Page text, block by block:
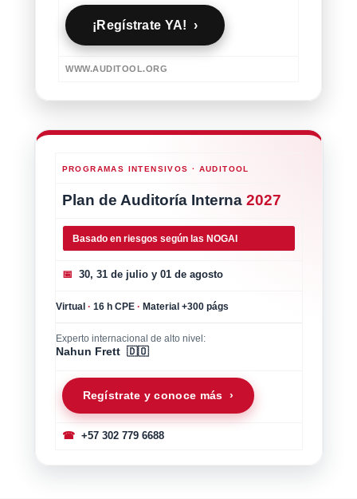
¡Regístrate YA! ›
WWW.AUDITOOL.ORG
PROGRAMAS INTENSIVOS · AUDITOOL
Plan de Auditoría Interna 2027
Basado en riesgos según las NOGAI
📅 30, 31 de julio y 01 de agosto
Virtual · 16 h CPE · Material +300 págs
Experto internacional de alto nivel:
Nahun Frett 🇩🇴
Regístrate y conoce más ›
☎+57 302 779 6688